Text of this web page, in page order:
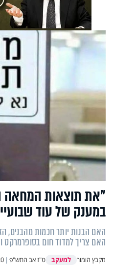
"את תוצאות המחאה
במענק של עוד
האם הבנות יותר חכמות מהבנים,
האם צריך למדוד חום בסופרמרקט
מקבץ הומור למעקב ט"ז אב התש"פ |